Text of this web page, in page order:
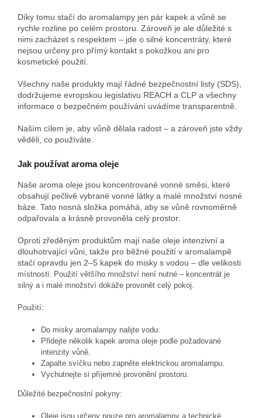
Díky tomu stačí do aromalampy jen pár kapek a vůně se
rychle rozline po celém prostoru. Zároveň je ale důležité s
nimi zacházet s respektem – jde o silné koncentráty, které
nejsou určeny pro přímý kontakt s pokožkou ani pro
kosmetické použití.
Všechny naše produkty mají řádné bezpečnostní listy (SDS),
dodržujeme evropskou legislativu REACH a CLP a všechny
informace o bezpečném používání uvádíme transparentně.
Naším cílem je, aby vůně dělala radost – a zároveň jste vždy
věděli, co používáte.
Jak používat aroma oleje
Naše aroma oleje jsou koncentrované vonné směsi, které
obsahují pečlivě vybrané vonné látky a malé množství nosné
báze. Tato nosná složka pomáhá, aby se vůně rovnoměrně
odpařovala a krásně provoněla celý prostor.
Oproti zředěným produktům mají naše oleje intenzivní a
dlouhotrvající vůni, takže pro běžné použití v aromalampě
stačí opravdu jen 2–5 kapek do misky s vodou – dle velikosti
místnosti. Použití většího množství není nutné – koncentrát je
silný a i malé množství dokáže provonět celý pokoj.
Použití:
Do misky aromalampy nalijte vodu.
Přidejte několik kapek aroma oleje podle požadované
intenzity vůně.
Zapalte svíčku nebo zapněte elektrickou aromalampu.
Vychutnejte si příjemné provonění prostoru.
Důležité bezpečnostní pokyny:
Oleje jsou určeny pouze pro aromalampy a technické